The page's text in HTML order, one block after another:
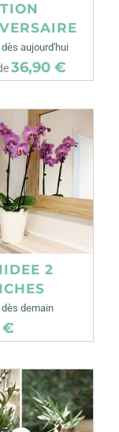
aujourd'hui
36,90 €
2
demain
€